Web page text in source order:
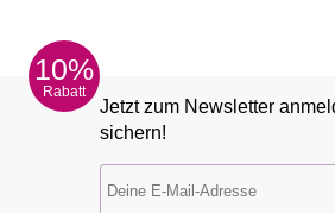
10%
Rabatt
Jetzt zum Newsletter
sichern!